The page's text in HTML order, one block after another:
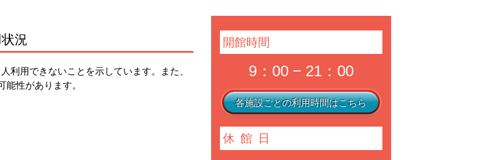
況
利用できないことを示しています。また、
性があります。
開館時間
9：00 − 21：00
各施設ごとの利用時間はこちら
休館日